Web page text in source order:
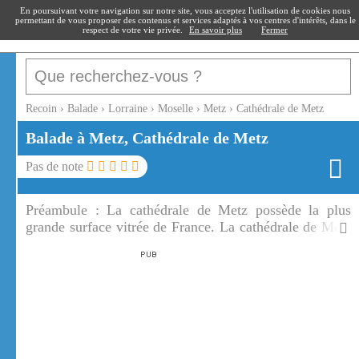
recoin.fr
Recoin › Balade › Lorraine › Moselle › Metz › Cathédrale de Metz
Balade à Metz, Cathédrale de Metz
Pas de note
Préambule :La cathédrale de Metz possède la plus
grande surface vitrée de France. La cathédrale de Metz
En poursuivant votre navigation sur notre site, vous acceptez l'utilisation de cookies nous
permettant de vous proposer des contenus et services adaptés à vos centres d'intérêts, dans le
respect de votre vie privée.
En savoir plus Fermer